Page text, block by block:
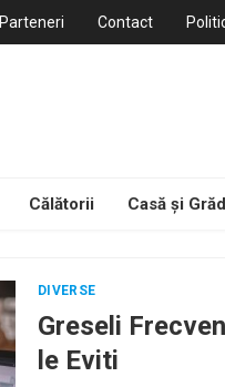
Parteneri Contact
Călătorii Casă și
DIVERSE
Greseli
le Eviti